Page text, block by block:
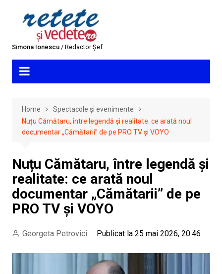
Simona Ionescu/ Redactor Șef
Home
Spectacole și evenimente
Nuțu Cămătaru, între legendă și realitate: ce arată noul
documentar „Cămătarii” de pe PRO TV și VOYO
Nuțu Cămătaru, între legendă și
realitate: ce arată noul
documentar „Cămătarii” de pe
PRO TV și VOYO
Georgeta Petrovici Publicat la 25 mai 2026, 20:46